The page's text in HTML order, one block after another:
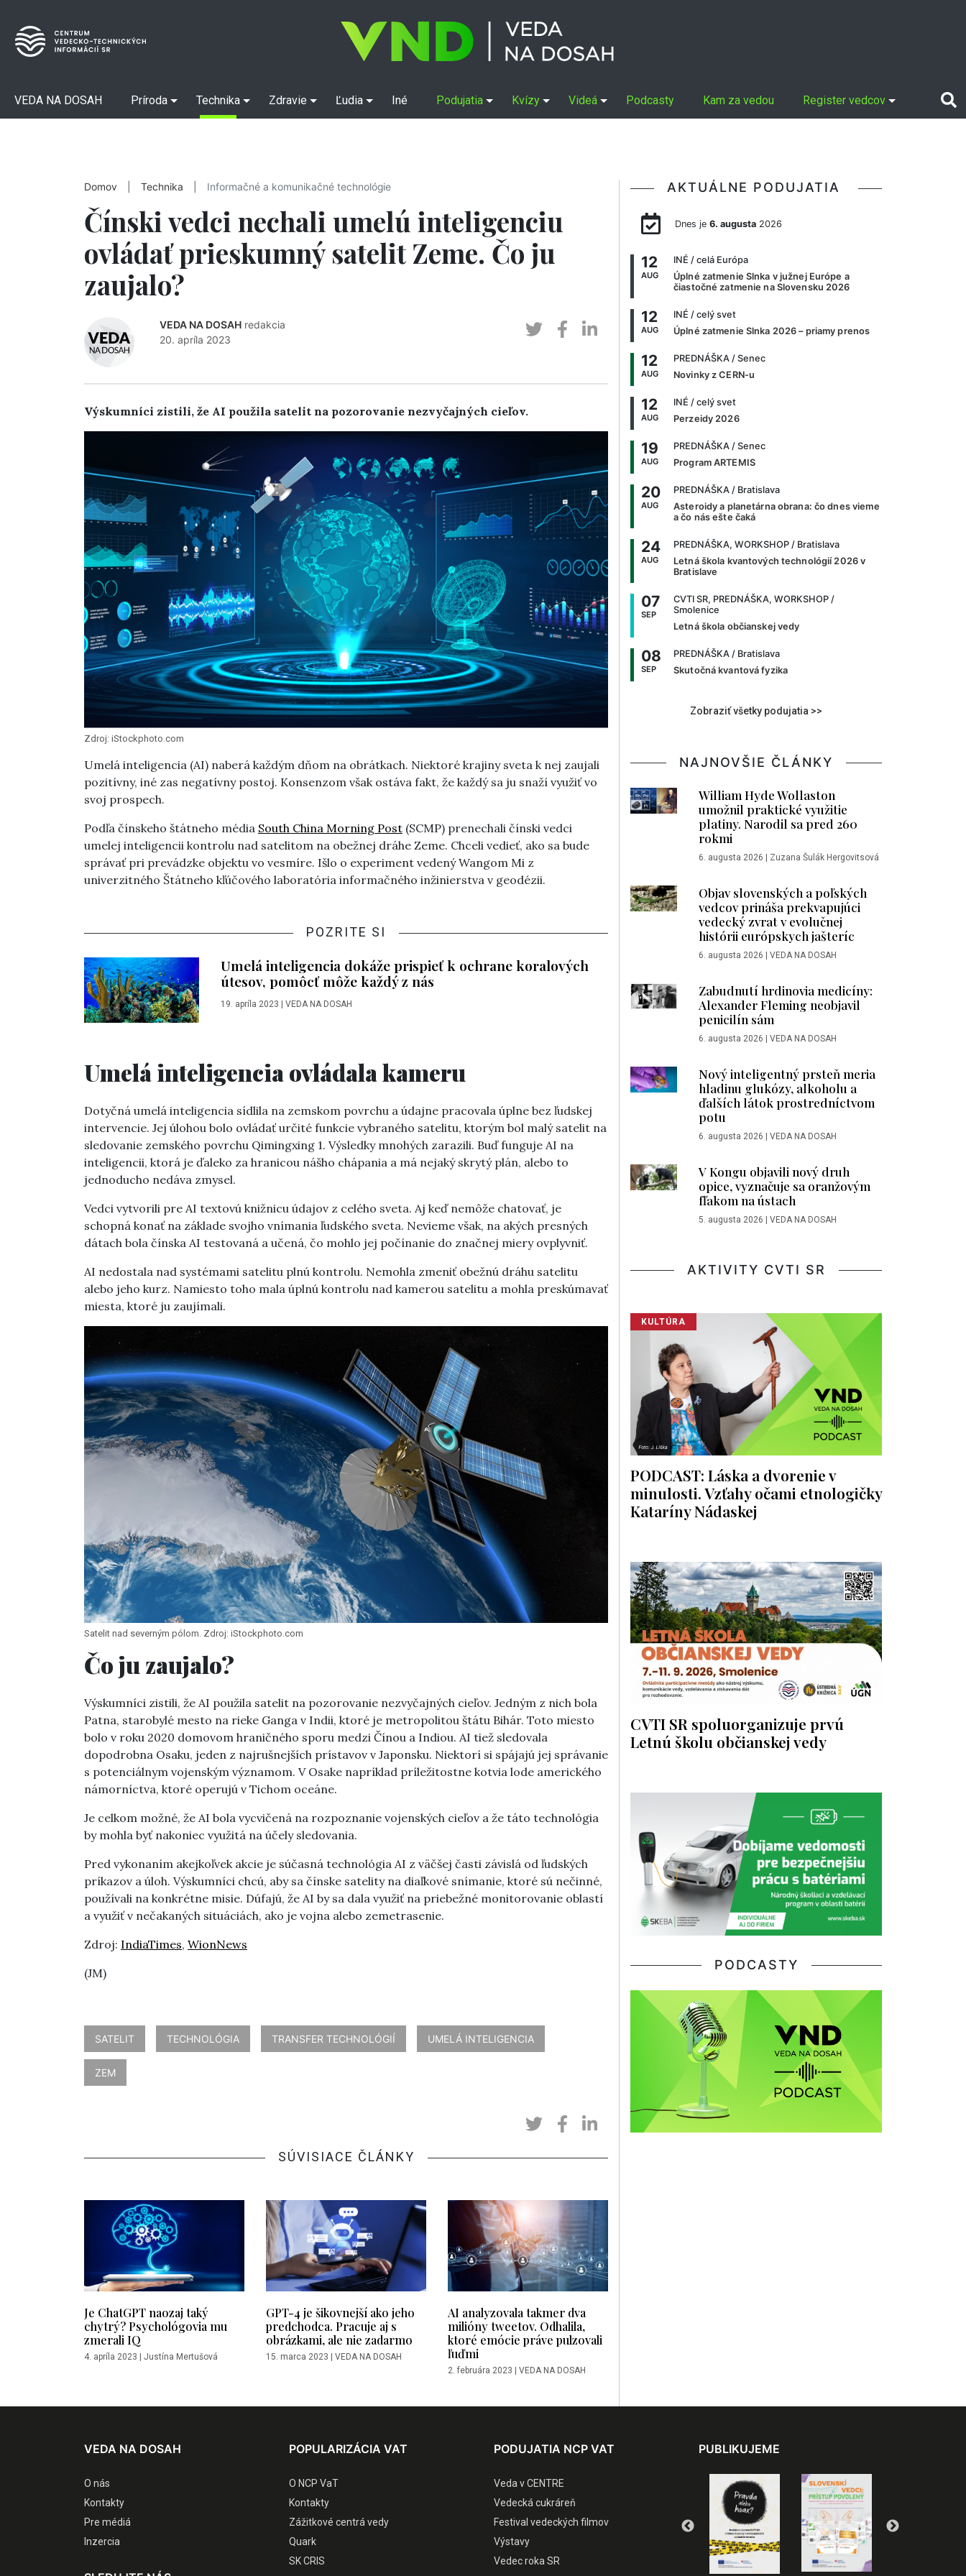
VEDA NA DOSAH Príroda Technika Zdravie Ľudia Iné Podujatia Kvízy Videá Podcasty Kam za vedou Register vedcov
Domov Technika Informačné a komunikačné technológie
Čínski vedci nechali umelú inteligenciu
ovládať prieskumný satelit Zeme. Čo ju
zaujalo?
VEDA NA DOSAH redakcia
20. apríla 2023
Výskumníci zistili, že AI použila satelit na pozorovanie nezvyčajných cieľov.
Zdroj: iStockphoto.com
Umelá inteligencia (AI) naberá každým dňom na obrátkach. Niektoré krajiny sveta k nej zaujali
pozitívny, iné zas negatívny postoj. Konsenzom však ostáva fakt, že každý sa ju snaží využiť vo
svoj prospech.
Podľa čínskeho štátneho média South China Morning Post (SCMP) prenechali čínski vedci
umelej inteligencii kontrolu nad satelitom na obežnej dráhe Zeme. Chceli vedieť, ako sa bude
správať pri prevádzke objektu vo vesmíre. Išlo o experiment vedený Wangom Mi z
univerzitného Štátneho kľúčového laboratória informačného inžinierstva v geodézii.
POZRITE SI
Umelá inteligencia dokáže prispieť k ochrane koralových
útesov, pomôcť môže každý z nás
19. apríla 2023 VEDA NA DOSAH
Umelá inteligencia ovládala kameru
Dotyčná umelá inteligencia sídlila na zemskom povrchu a údajne pracovala úplne bez ľudskej
intervencie. Jej úlohou bolo ovládať určité funkcie vybraného satelitu, ktorým bol malý satelit na
sledovanie zemského povrchu Qimingxing 1. Výsledky mnohých zarazili. Buď funguje AI na
inteligencii, ktorá je ďaleko za hranicou nášho chápania a má nejaký skrytý plán, alebo to
jednoducho nedáva zmysel.
Vedci vytvorili pre AI textovú knižnicu údajov z celého sveta. Aj keď nemôže chatovať, je
schopná konať na základe svojho vnímania ľudského sveta. Nevieme však, na akých presných
dátach bola čínska AI testovaná a učená, čo mohlo jej počínanie do značnej miery ovplyvniť.
AI nedostala nad systémami satelitu plnú kontrolu. Nemohla zmeniť obežnú dráhu satelitu
alebo jeho kurz. Namiesto toho mala úplnú kontrolu nad kamerou satelitu a mohla preskúmavať
miesta, ktoré ju zaujímali.
Satelit nad severným pólom. Zdroj: iStockphoto.com
Čo ju zaujalo?
Výskumníci zistili, že AI použila satelit na pozorovanie nezvyčajných cieľov. Jedným z nich bola
Patna, starobylé mesto na rieke Ganga v Indii, ktoré je metropolitou štátu Bihár. Toto miesto
bolo v roku 2020 domovom hraničného sporu medzi Čínou a Indiou. AI tiež sledovala
dopodrobna Osaku, jeden z najrušnejších prístavov v Japonsku. Niektorí si spájajú jej správanie
s potenciálnym vojenským významom. V Osake napríklad príležitostne kotvia lode amerického
námorníctva, ktoré operujú v Tichom oceáne.
Je celkom možné, že AI bola vycvičená na rozpoznanie vojenských cieľov a že táto technológia
by mohla byť nakoniec využitá na účely sledovania.
Pred vykonaním akejkoľvek akcie je súčasná technológia AI z väčšej časti závislá od ľudských
príkazov a úloh. Výskumníci chcú, aby sa čínske satelity na diaľkové snímanie, ktoré sú nečinné,
používali na konkrétne misie. Dúfajú, že AI by sa dala využiť na priebežné monitorovanie oblastí
a využiť v nečakaných situáciách, ako je vojna alebo zemetrasenie.
Zdroj: IndiaTimes, WionNews
(JM)
SATELIT TECHNOLÓGIA TRANSFER TECHNOLÓGIÍ UMELÁ INTELIGENCIA
ZEM
SÚVISIACE ČLÁNKY
Je ChatGPT naozaj taký
chytrý? Psychológovia mu
zmerali IQ
4. apríla 2023 | Justína Mertušová
GPT-4 je šikovnejší ako jeho
predchodca. Pracuje aj s
obrázkami, ale nie zadarmo
15. marca 2023 | VEDA NA DOSAH
AI analyzovala takmer dva
milióny tweetov. Odhalila,
ktoré emócie práve pulzovali
ľuďmi
2. februára 2023 | VEDA NA DOSAH
AKTUÁLNE PODUJATIA
Dnes je 6. augusta2026
12
AUG
INÉ / celá Európa
Úplné zatmenie Slnka v južnej Európe a
čiastočné zatmenie na Slovensku 2026
12
AUG
INÉ / celý svet
Úplné zatmenie Slnka 2026 – priamy prenos
12
AUG
PREDNÁŠKA / Senec
Novinky z CERN-u
12
AUG
INÉ / celý svet
Perzeidy 2026
19
AUG
PREDNÁŠKA / Senec
Program ARTEMIS
20
AUG
PREDNÁŠKA / Bratislava
Asteroidy a planetárna obrana: čo dnes vieme
a čo nás ešte čaká
24
AUG
PREDNÁŠKA, WORKSHOP / Bratislava
Letná škola kvantových technológií 2026 v
Bratislave
07
SEP
CVTI SR, PREDNÁŠKA, WORKSHOP /
Smolenice
Letná škola občianskej vedy
08
SEP
PREDNÁŠKA / Bratislava
Skutočná kvantová fyzika
Zobraziť všetky podujatia >>
NAJNOVŠIE ČLÁNKY
William Hyde Wollaston
umožnil praktické využitie
platiny. Narodil sa pred 260
rokmi
6. augusta 2026 | Zuzana Šulák Hergovitsová
Objav slovenských a poľských
vedcov prináša prekvapujúci
vedecký zvrat v evolučnej
histórii európskych jašteríc
6. augusta 2026 | VEDA NA DOSAH
Zabudnutí hrdinovia medicíny:
Alexander Fleming neobjavil
penicilín sám
6. augusta 2026 | VEDA NA DOSAH
Nový inteligentný prsteň meria
hladinu glukózy, alkoholu a
ďalších látok prostredníctvom
potu
6. augusta 2026 | VEDA NA DOSAH
V Kongu objavili nový druh
opice, vyznačuje sa oranžovým
fľakom na ústach
5. augusta 2026 | VEDA NA DOSAH
AKTIVITY CVTI SR
KULTÚRA
PODCAST: Láska a dvorenie v
minulosti. Vzťahy očami etnologičky
Kataríny Nádaskej
CVTI SR spoluorganizuje prvú
Letnú školu občianskej vedy
PODCASTY
VEDA NA DOSAH
O nás
Kontakty
Pre médiá
Inzercia
POPULARIZÁCIA VAT
O NCP VaT
Kontakty
Zážitkové centrá vedy
Quark
SK CRIS
PODUJATIA NCP VAT
Veda v CENTRE
Vedecká cukráreň
Festival vedeckých filmov
Výstavy
Vedec roka SR
PUBLIKUJEME